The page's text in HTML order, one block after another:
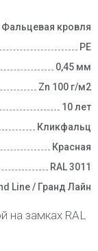
Фальцевая кровля
PE
0,45 мм
Zn 100 г/м2
10 лет
Кликфальц
Красная
RAL 3011
Line / Гранд Лайн
на замках RAL